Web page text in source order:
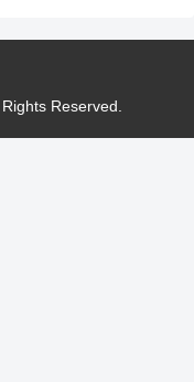
Reserved.